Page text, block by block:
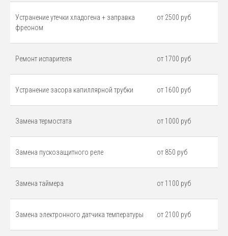
Устранение утечки хладогена + заправка
фреоном
от 2500 руб
Ремонт испарителя от 1700 руб
Устранение засора капиллярной трубки от 1600 руб
Замена термостата от 1000 руб
Замена пускозащитного реле от 850 руб
Замена таймера от 1100 руб
Замена электронного датчика температуры от 2100 руб